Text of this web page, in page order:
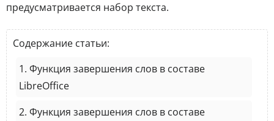
предусматривается набор текста.
Содержание статьи:
1. Функция завершения слов в составе
LibreOffice
2. Функция завершения слов в составе